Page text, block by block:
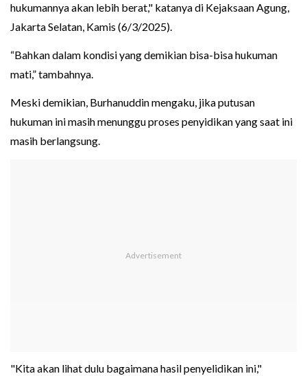
hukumannya akan lebih berat," katanya di Kejaksaan Agung,
Jakarta Selatan, Kamis (6/3/2025).
“Bahkan dalam kondisi yang demikian bisa-bisa hukuman
mati,” tambahnya.
Meski demikian, Burhanuddin mengaku, jika putusan
hukuman ini masih menunggu proses penyidikan yang saat ini
masih berlangsung.
"Kita akan lihat dulu bagaimana hasil penyelidikan ini,"